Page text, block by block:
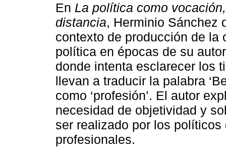
En La política como
distancia, Herminio Sánchez
contexto de producción de la
política en épocas de su
donde intenta esclarecer los
llevan a traducir la palabra
como ‘profesión’. El autor
necesidad de objetividad y
ser realizado por los
profesionales.